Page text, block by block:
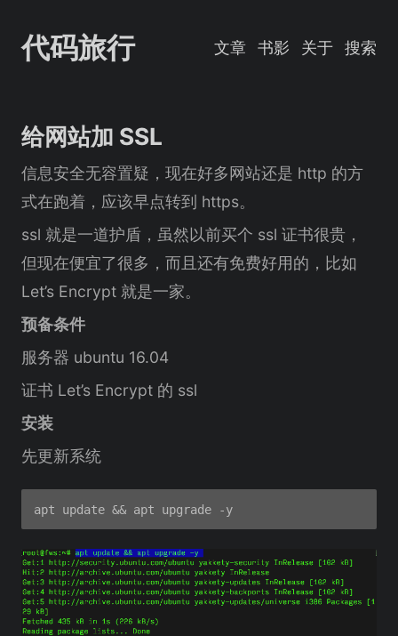
代码旅行 文章 书影 关于 搜索
给网站加 SSL
信息安全无容置疑，现在好多网站还是 http 的方
式在跑着，应该早点转到 https。
ssl 就是一道护盾，虽然以前买个 ssl 证书很贵，
但现在便宜了很多，而且还有免费好用的，比如
Let’s Encrypt 就是一家。
预备条件
服务器 ubuntu 16.04
证书 Let’s Encrypt 的 ssl
安装
先更新系统